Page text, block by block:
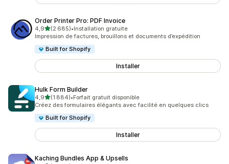
Order Printer Pro: PDF Invoice
4,9étoile(s) sur 5
(2 685)
2685 avis au total
•Installation gratuite
Impression de factures, brouillons et documents d’expédition
Built for Shopify
Installer
Hulk Form Builder
4,9étoile(s) sur 5
(1 884)
1884 avis au total
•Forfait gratuit disponible
Créez des formulaires élégants avec facilité en quelques clics
Built for Shopify
Installer
Kaching Bundles App & Upsells